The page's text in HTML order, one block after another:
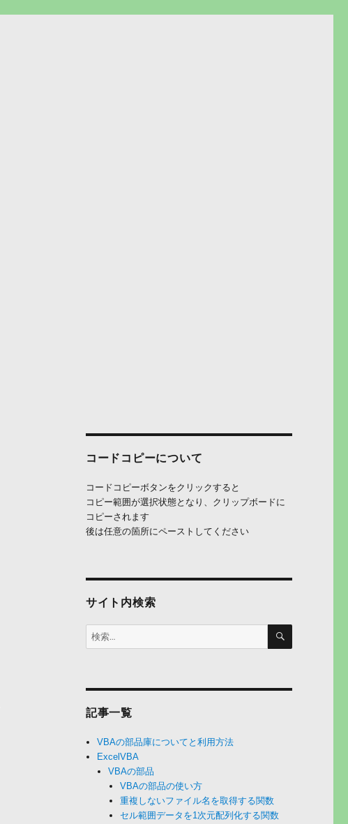
コードコピーについて
コードコピーボタンをクリックすると
コピー範囲が選択状態となり、クリップボードに
コピーされます
後は任意の箇所にペーストしてください
サイト内検索
検
索:
検
記事一覧
VBAの部品庫についてと利用方法
ExcelVBA
VBAの部品
VBAの部品の使い方
重複しないファイル名を取得する関数
セル範囲データを1次元配列化する関数